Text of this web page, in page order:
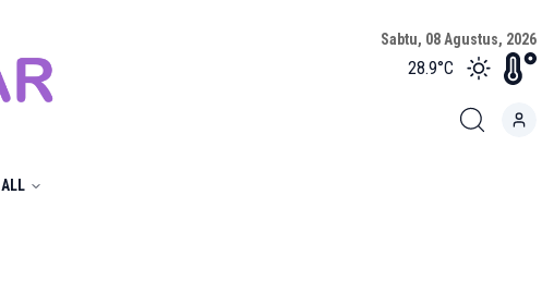
Sabtu, 08 Agustus, 2026
28.9°C
ALL